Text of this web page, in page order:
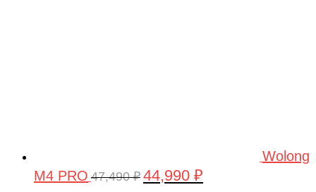
Wolong
M4 PRO 47,490₽ Первоначальная
44,990 ₽